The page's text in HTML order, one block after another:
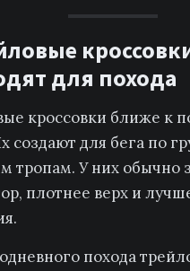
для похода
кроссовки ближе к
создают для бега по
тропам. У них обычно
плотнее верх и
похода